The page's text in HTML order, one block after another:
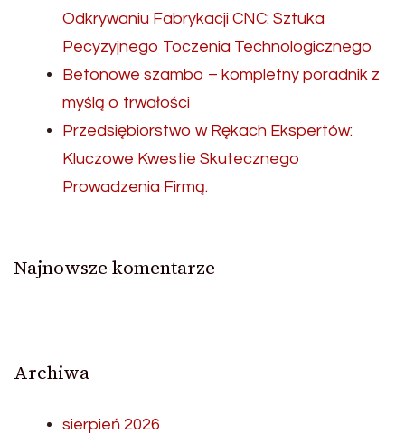
Odkrywaniu Fabrykacji CNC: Sztuka
Pecyzyjnego Toczenia Technologicznego
Betonowe szambo – kompletny poradnik z
myślą o trwałości
Przedsiębiorstwo w Rękach Ekspertów:
Kluczowe Kwestie Skutecznego
Prowadzenia Firmą.
Najnowsze komentarze
Archiwa
sierpień 2026